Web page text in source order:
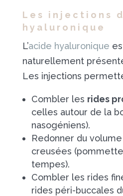
Les injections
hyaluronique
L’acide hyaluronique
naturellement
Les injections
Combler les rides
celles autour de la
nasogéniens).
Redonner du
creusées
tempes).
Combler les rides
rides péri-buccales